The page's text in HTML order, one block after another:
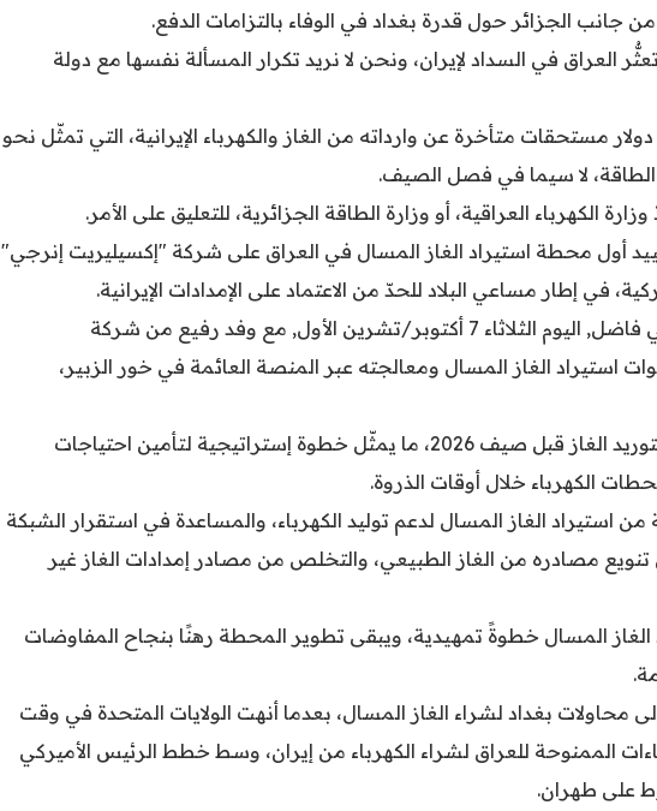
الجزائر حول قدرة بغداد في الوفاء بالتزامات الدفع.
العراق في السداد لإيران، ونحن لا نريد تكرار المسألة نفسها مع دولة
بنحو 12 مليار دولار مستحقات متأخرة عن وارداته من الغاز والكهرباء الإيرانية، التي تمثّل نحو
الكهرباء العراقية، أو وزارة الطاقة الجزائرية، للتعليق على الأمر.
أول محطة استيراد الغاز المسال في العراق على شركة "إكسيليريت إنرجي"
وبحث وزير الكهرباء زياد علي فاضل, اليوم الثلاثاء 7 أكتوبر/تشرين الأول, مع ‏وفد رفيع من شركة
استيراد الغاز ‏المسال ومعالجته عبر المنصة العائمة في خور الزبير،
وتعهدت الشركة الأميركية بتوريد الغاز قبل صيف 2026، ما يمثّل خطوة ‏إستراتيجية لتأمين احتياجات
الكهرباء خلال ‏أوقات الذروة.‏
استيراد الغاز المسال لدعم توليد الكهرباء، والمساعدة في استقرار الشبكة
تنويع مصادره من الغاز الطبيعي، والتخلص من مصادر إمدادات الغاز غير
المسال خطوةً تمهيدية، ويبقى تطوير المحطة رهنًا بنجاح المفاوضات
محاولات بغداد لشراء الغاز المسال، بعدما أنهت الولايات المتحدة في وقت
الممنوحة للعراق لشراء الكهرباء من إيران، وسط خطط الرئيس الأميركي
على طهران.